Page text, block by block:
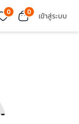
0 0 เข้าสู่ระบบ